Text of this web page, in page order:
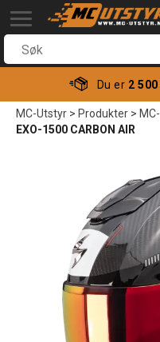
Du er 2 500
MC-Utstyr>Produkter>
EXO-1500 CARBON AIR